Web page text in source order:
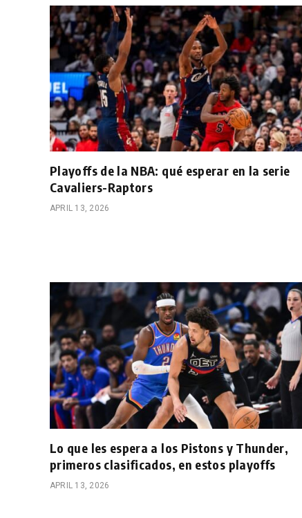
Playoffs de la NBA: qué esperar en la serie
Cavaliers-Raptors
APRIL 13, 2026
Lo que les espera a los Pistons y Thunder,
primeros clasificados, en estos playoffs
APRIL 13, 2026